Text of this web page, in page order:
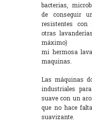
bacterias,
de conseguir
resistentes con
otras
máximo)
mi hermosa
maquinas.
Las máquinas
industriales
suave con un
que no hace
suavizante.